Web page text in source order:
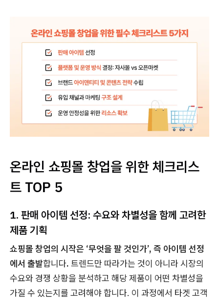
온라인 쇼핑몰 창업을 위한 체크리스
트 TOP 5
1. 판매 아이템 선정: 수요와 차별성을 함께 고려한
제품 기획
쇼핑몰 창업의 시작은 ‘무엇을 팔 것인가’, 즉 아이템 선정
에서 출발합니다. 트렌드만 따라가는 것이 아니라 시장의
수요와 경쟁 상황을 분석하고 해당 제품이 어떤 차별성을
가질 수 있는지를 고려해야 합니다. 이 과정에서 타겟 고객